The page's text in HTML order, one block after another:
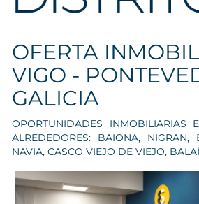
OFERTA
VIGO -
GALICIA
OPORTUNIDADES INMOBILIARIAS
ALREDEDORES: BAIONA, NIGRAN,
NAVIA, CASCO VIEJO DE VIEJO,